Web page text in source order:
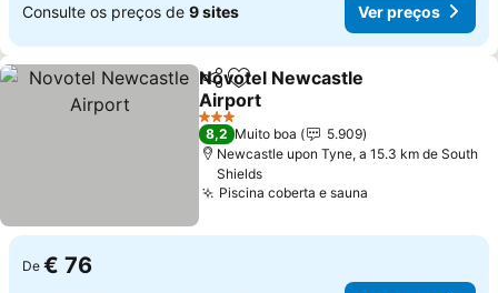
Consulte os preços de 9 sites Ver preços
PartilharAdicionar aos favoritos
Novotel Newcastle
Airport
Ver preços
3 Estrelas
8,2 Muito boa
5.909
Newcastle upon Tyne, a 15.3 km de South
Shields
Piscina coberta e sauna
De € 76